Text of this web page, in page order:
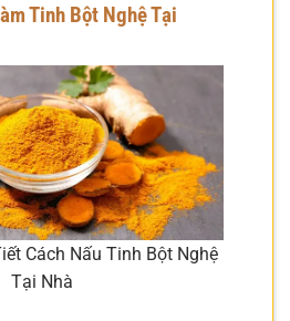
Tinh Bột Nghệ Tại
Cách Nấu Tinh Bột Nghệ
Tại Nhà